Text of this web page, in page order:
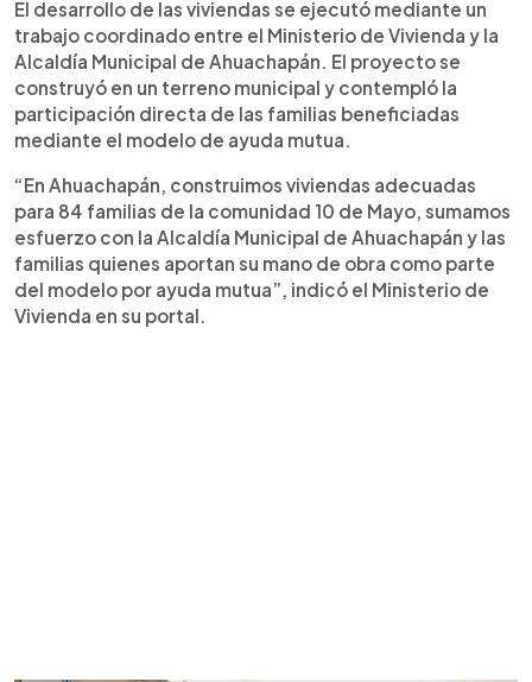
El desarrollo de las viviendas se ejecutó mediante un
trabajo coordinado entre el Ministerio de Vivienda y la
Alcaldía Municipal de Ahuachapán. El proyecto se
construyó en un terreno municipal y contempló la
participación directa de las familias beneficiadas
mediante el modelo de ayuda mutua.
“En Ahuachapán, construimos viviendas adecuadas
para 84 familias de la comunidad 10 de Mayo, sumamos
esfuerzo con la Alcaldía Municipal de Ahuachapán y las
familias quienes aportan su mano de obra como parte
del modelo por ayuda mutua”, indicó el Ministerio de
Vivienda en su portal.